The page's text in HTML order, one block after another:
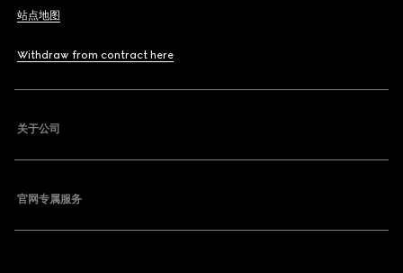
站点地图
Withdraw from contract here
关于公司
官网专属服务